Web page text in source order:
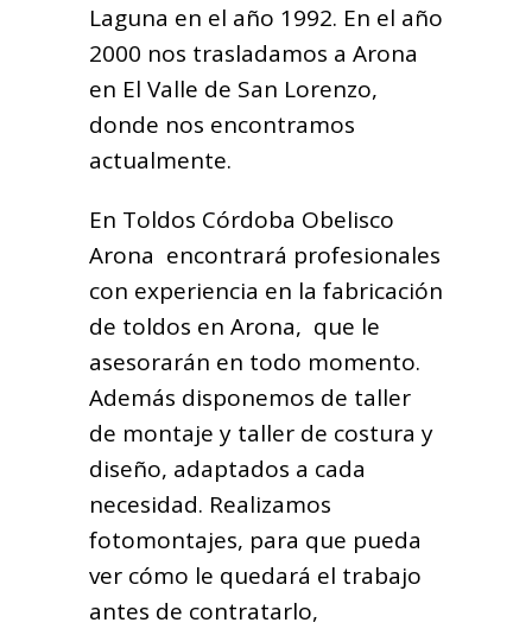
Laguna en el año 1992. En el año
2000 nos trasladamos a Arona
en El Valle de San Lorenzo,
donde nos encontramos
actualmente.
En Toldos Córdoba Obelisco
Arona encontrará profesionales
con experiencia en la fabricación
de toldos en Arona, que le
asesorarán en todo momento.
Además disponemos de taller
de montaje y taller de costura y
diseño, adaptados a cada
necesidad. Realizamos
fotomontajes, para que pueda
ver cómo le quedará el trabajo
antes de contratarlo,